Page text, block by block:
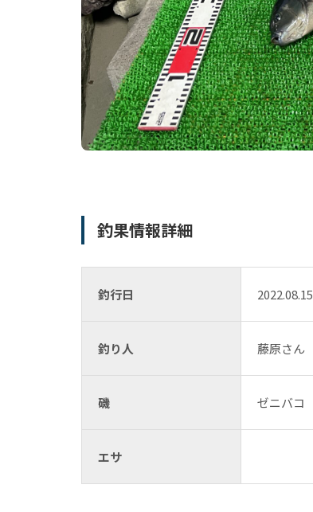
釣果情報詳細
釣行日 2022.08.15
釣り人 藤原さん
磯 ゼニバコ
エサ